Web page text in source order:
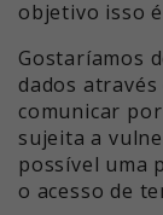
objetivo isso
Gostaríamos
dados
comunicar
sujeita a
possível uma
o acesso de